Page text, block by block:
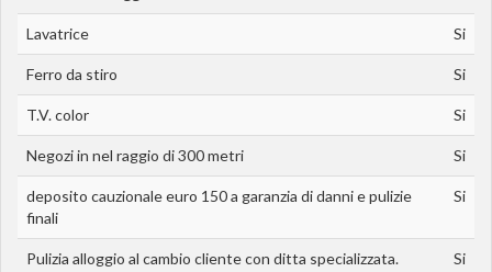
Lavatrice Si
Ferro da stiro Si
T.V. color Si
Negozi in nel raggio di 300 metri Si
deposito cauzionale euro 150 a garanzia di danni e pulizie
finali
Si
Pulizia alloggio al cambio cliente con ditta specializzata. Si